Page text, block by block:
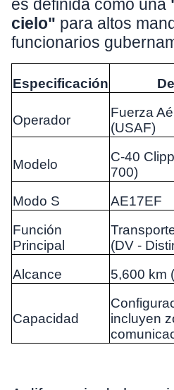
es definida como una
cielo" para altos
funcionarios
Especificación
Operador
Fuerza
(USAF)
Modelo
C-40
700)
Modo S
AE17EF
Función
Principal
(DV -
Alcance
5,600 km
Capacidad
incluyen